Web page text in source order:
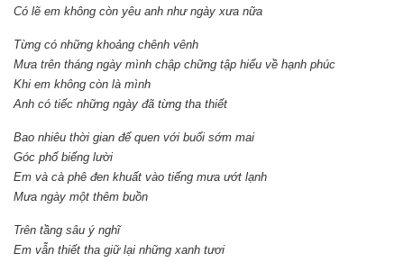
Có lẽ em không còn yêu anh như ngày xưa nữa
Từng có những khoảng chênh vênh
Mưa trên tháng ngày mình chập chững tập hiểu về hạnh phúc
Khi em không còn là mình
Anh có tiếc những ngày đã từng tha thiết
Bao nhiêu thời gian để quen với buổi sớm mai
Góc phố biếng lười
Em và cà phê đen khuất vào tiếng mưa ướt lạnh
Mưa ngày một thêm buồn
Trên tầng sâu ý nghĩ
Em vẫn thiết tha giữ lại những xanh tươi